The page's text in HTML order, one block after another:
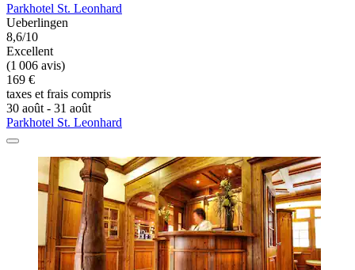
Parkhotel St. Leonhard
Ueberlingen
8,6/10
Excellent
(1 006 avis)
169 €
taxes et frais compris
30 août - 31 août
Parkhotel St. Leonhard